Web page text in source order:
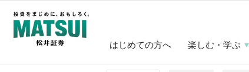
はじめての方へ 楽しむ・学ぶ